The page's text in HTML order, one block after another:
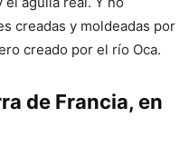
creadas y moldeadas por
creado por el río Oca.
de Francia, en